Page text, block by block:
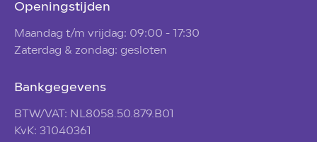
Openingstijden
Maandag t/m vrijdag: 09:00 - 17:30
Zaterdag & zondag: gesloten
Bankgegevens
BTW/VAT: NL8058.50.879.B01
KvK: 31040361